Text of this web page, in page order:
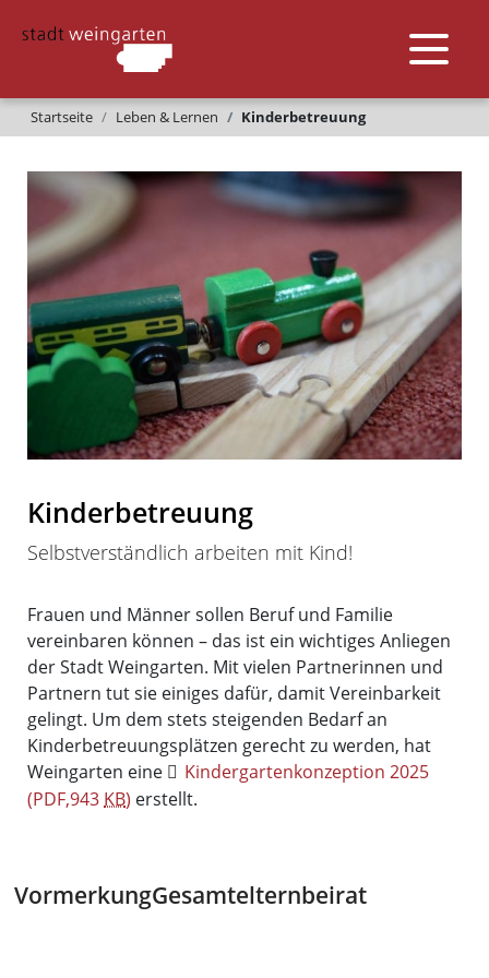
Startseite Leben & Lernen Kinderbetreuung
Kinderbetreuung
Selbstverständlich arbeiten mit Kind!
Frauen und Männer sollen Beruf und Familie
vereinbaren können – das ist ein wichtiges Anliegen
der Stadt Weingarten. Mit vielen Partnerinnen und
Partnern tut sie einiges dafür, damit Vereinbarkeit
gelingt. Um dem stets steigenden Bedarf an
Kinderbetreuungsplätzen gerecht zu werden, hat
Weingarten eine
Kindergartenkonzeption 2025
(PDF,943 KB) erstellt.
VormerkungGesamtelternbeirat